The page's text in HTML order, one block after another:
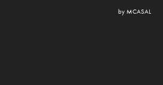
by MCASAL